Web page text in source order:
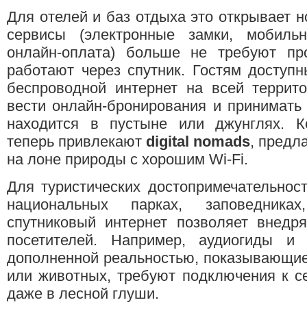
Для отелей и баз отдыха это открывает
сервисы (электронные замки,
онлайн-оплата) больше не требуют
работают через спутник. Гостям
беспроводной интернет на всей
вести онлайн-бронирования и
находится в пустыне или джунглях.
теперь привлекают digital nomads,
на лоне природы с хорошим Wi-Fi.
Для туристических
национальных парках,
спутниковый интернет позволяет
посетителей. Например, аудиогиды
дополненной реальностью,
или животных, требуют подключения к
даже в лесной глуши.